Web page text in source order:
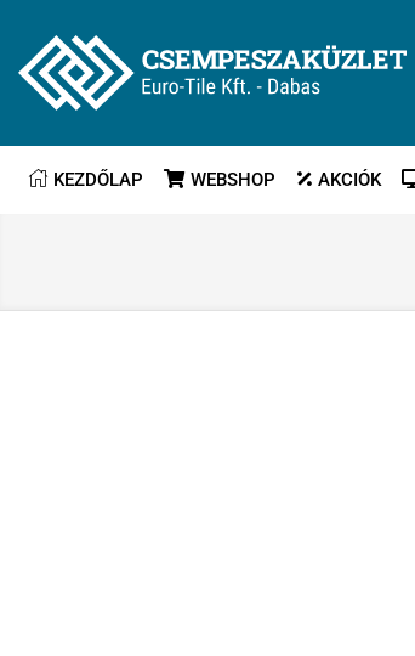
KEZDŐLAP WEBSHOP AKCIÓK